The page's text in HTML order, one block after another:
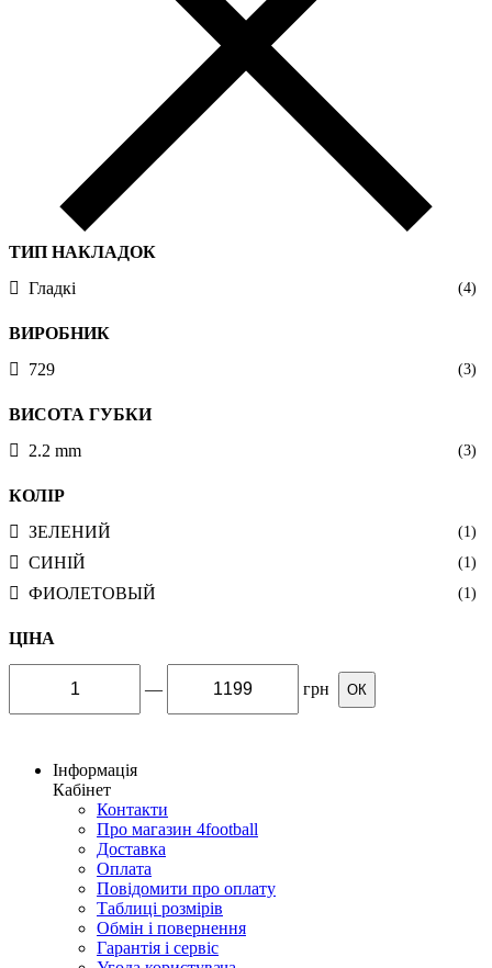
ТИП НАКЛАДОК
Гладкі
(4)
ВИРОБНИК
729
(3)
ВИСОТА ГУБКИ
2.2 mm
(3)
КОЛІР
ЗЕЛЕНИЙ
(1)
СИНІЙ (1)
ФИОЛЕТОВЫЙ (1)
ЦІНА
— грн ОК
Інформація
Кабінет
Контакти
Про магазин 4football
Доставка
Оплата
Повідомити про оплату
Таблиці розмірів
Обмін і повернення
Гарантія і сервіс